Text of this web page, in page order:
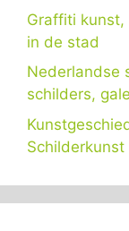
Graffiti
in de stad
Nederlandse
schilders,